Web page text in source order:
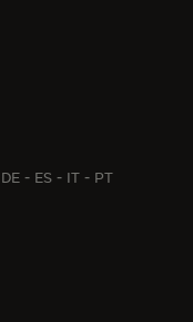
DE ES IT PT